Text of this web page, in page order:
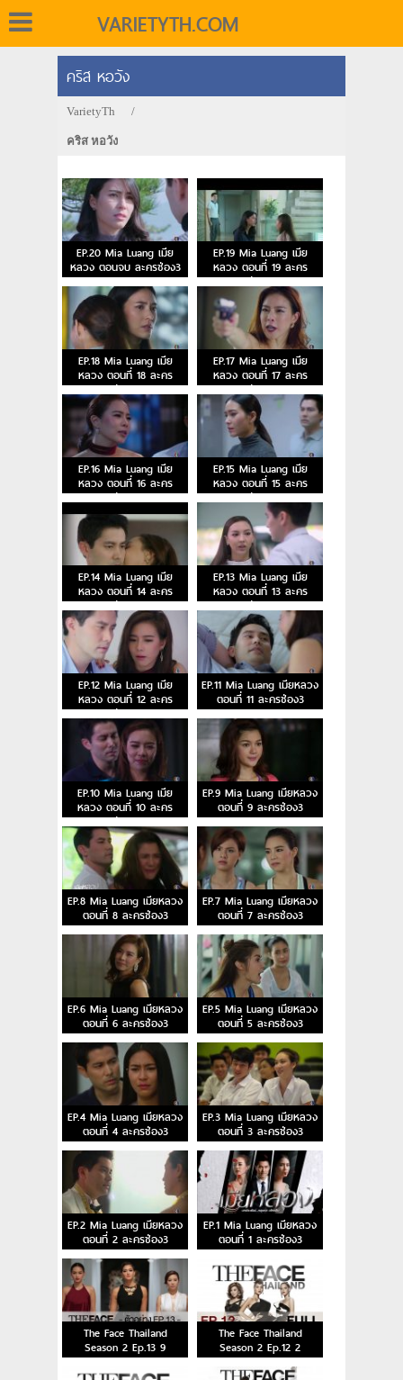
VARIETYTH.COM
คริส หอวัง
VarietyTh /
คริส หอวัง
EP.20 Mia Luang เมีย
หลวง ตอนจบ ละครช่อง3
EP.19 Mia Luang เมีย
หลวง ตอนที่ 19 ละคร
ช่อง3
EP.18 Mia Luang เมีย
หลวง ตอนที่ 18 ละคร
ช่อง3
EP.17 Mia Luang เมีย
หลวง ตอนที่ 17 ละคร
ช่อง3
EP.16 Mia Luang เมีย
หลวง ตอนที่ 16 ละคร
ช่อง3
EP.15 Mia Luang เมีย
หลวง ตอนที่ 15 ละคร
ช่อง3
EP.14 Mia Luang เมีย
หลวง ตอนที่ 14 ละคร
ช่อง3
EP.13 Mia Luang เมีย
หลวง ตอนที่ 13 ละคร
ช่อง3
EP.12 Mia Luang เมีย
หลวง ตอนที่ 12 ละคร
ช่อง3
EP.11 Mia Luang เมียหลวง
ตอนที่ 11 ละครช่อง3
EP.10 Mia Luang เมีย
หลวง ตอนที่ 10 ละคร
ช่อง3
EP.9 Mia Luang เมียหลวง
ตอนที่ 9 ละครช่อง3
EP.8 Mia Luang เมียหลวง
ตอนที่ 8 ละครช่อง3
EP.7 Mia Luang เมียหลวง
ตอนที่ 7 ละครช่อง3
EP.6 Mia Luang เมียหลวง
ตอนที่ 6 ละครช่อง3
EP.5 Mia Luang เมียหลวง
ตอนที่ 5 ละครช่อง3
EP.4 Mia Luang เมียหลวง
ตอนที่ 4 ละครช่อง3
EP.3 Mia Luang เมียหลวง
ตอนที่ 3 ละครช่อง3
EP.2 Mia Luang เมียหลวง
ตอนที่ 2 ละครช่อง3
EP.1 Mia Luang เมียหลวง
ตอนที่ 1 ละครช่อง3
The Face Thailand
Season 2 Ep.13 9
มกราคม 2559
The Face Thailand
Season 2 Ep.12 2
มกราคม 2559